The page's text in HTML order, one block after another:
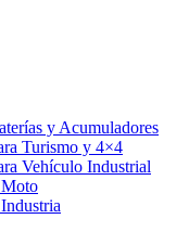
y Acumuladores
Turismo y 4×4
Vehículo Industrial
Moto